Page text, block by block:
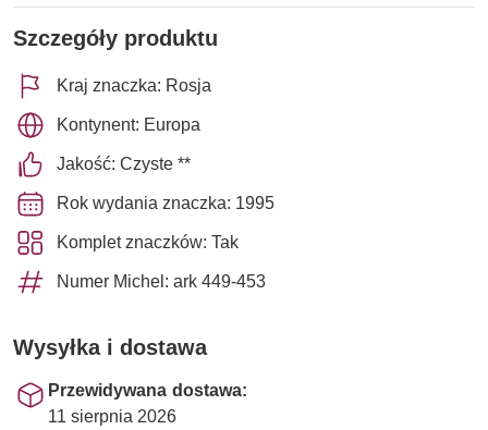
Szczegóły produktu
Kraj znaczka: Rosja
Kontynent: Europa
Jakość: Czyste **
Rok wydania znaczka: 1995
Komplet znaczków: Tak
Numer Michel: ark 449-453
Wysyłka i dostawa
Przewidywana dostawa:
11 sierpnia 2026